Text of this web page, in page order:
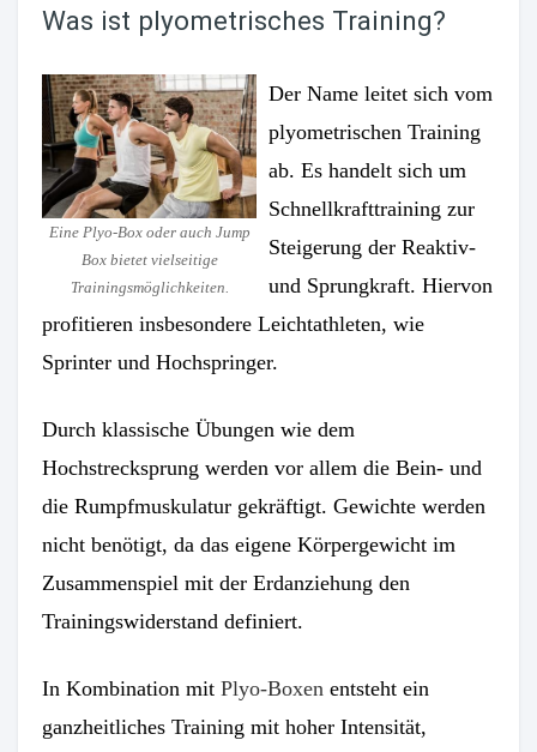
Was ist plyometrisches Training?
Eine Plyo-Box oder auch Jump
Box bietet vielseitige
Trainingsmöglichkeiten.
Der Name leitet sich vom
plyometrischen Training
ab. Es handelt sich um
Schnellkrafttraining zur
Steigerung der Reaktiv-
und Sprungkraft. Hiervon
profitieren insbesondere Leichtathleten, wie
Sprinter und Hochspringer.
Durch klassische Übungen wie dem
Hochstrecksprung werden vor allem die Bein- und
die Rumpfmuskulatur gekräftigt. Gewichte werden
nicht benötigt, da das eigene Körpergewicht im
Zusammenspiel mit der Erdanziehung den
Trainingswiderstand definiert.
In Kombination mit Plyo-Boxen entsteht ein
ganzheitliches Training mit hoher Intensität,